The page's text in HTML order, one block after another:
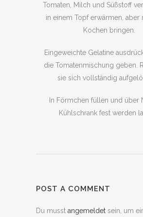
Tomaten, Milch und Süßstoff
in einem Topf erwärmen, aber
Kochen bringen.
Eingeweichte Gelatine
die Tomatenmischung geben.
sie sich vollständig
In Förmchen füllen und über
Kühlschrank fest werden
POST A COMMENT
Du musst angemeldet sein, um